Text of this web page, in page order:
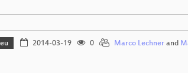
2014-03-19 0 Marco Lechnerand